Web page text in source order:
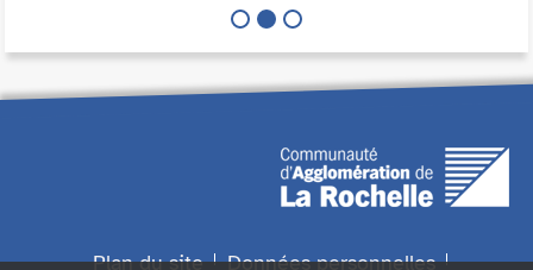
Plan du site Données personnelles